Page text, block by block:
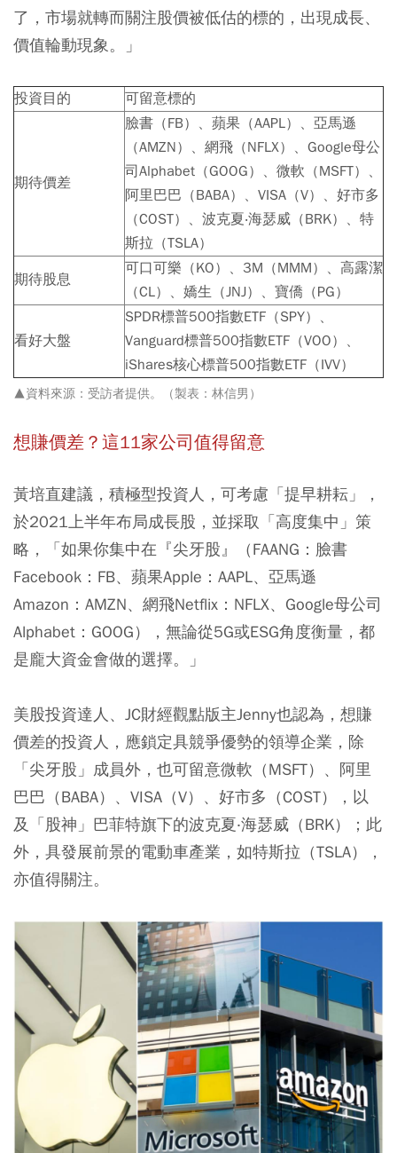
了，市場就轉而關注股價被低估的標的，出現成長、
價值輪動現象。」
投資目的 可留意標的
期待價差
臉書（FB）、蘋果（AAPL）、亞馬遜
（AMZN）、網飛（NFLX）、Google母公
司Alphabet（GOOG）、微軟（MSFT）、
阿里巴巴（BABA）、VISA（V）、好市多
（COST）、波克夏‧海瑟威（BRK）、特
斯拉（TSLA）
期待股息
可口可樂（KO）、3M（MMM）、高露潔
（CL）、嬌生（JNJ）、寶僑（PG）
看好大盤
SPDR標普500指數ETF（SPY）、
Vanguard標普500指數ETF（VOO）、
iShares核心標普500指數ETF（IVV）
▲資料來源：受訪者提供。（製表：林信男）
想賺價差？這11家公司值得留意
黃培直建議，積極型投資人，可考慮「提早耕耘」，
於2021上半年布局成長股，並採取「高度集中」策
略，「如果你集中在『尖牙股』（FAANG：臉書
Facebook：FB、蘋果Apple：AAPL、亞馬遜
Amazon：AMZN、網飛Netflix：NFLX、Google母公司
Alphabet：GOOG），無論從5G或ESG角度衡量，都
是龐大資金會做的選擇。」
美股投資達人、JC財經觀點版主Jenny也認為，想賺
價差的投資人，應鎖定具競爭優勢的領導企業，除
「尖牙股」成員外，也可留意微軟（MSFT）、阿里
巴巴（BABA）、VISA（V）、好市多（COST），以
及「股神」巴菲特旗下的波克夏‧海瑟威（BRK）；此
外，具發展前景的電動車產業，如特斯拉（TSLA），
亦值得關注。